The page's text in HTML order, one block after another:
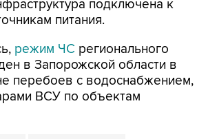
режим ЧСрегионального
перебоев с водоснабжением,
ВСУ по объектам